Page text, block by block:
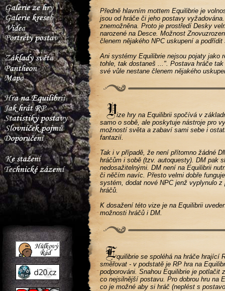
Předně hlavním mottem Equilibrie je
jsou od hráče či jeho postavy
znemožněna. Proto je prostředí Desky
narozené na Desce. Možnost
členem nějakého NPC uskupení a
Ani systémy Equilibrie nejsou pojaty
tohle, tak dostaneš ...". Postava hráče
své vůle nestane členem nějakého
ize hry na Equilibrii spočívá v
samo o sobě, ale poskytuje nástroje pro
možností světa a zabaví sami sebe i
fantazií.
Tak i v případě, že není přítomno žádné
hráčům i sobě (tzv. autoquesty). DM pak
nedosažitelnými. DM není na Equilibrii
či něčím navíc. Přesto velmi dobře
systém, dodat nové NPC jenž vyplynulo
hráčů.
K dosažení této vize je na Equilibrii
možnosti hráčů i DM.
quilibrie se spoléhá na hráče hrající
směřovat - v podstatě je RP hra na
podporováni. Snahou Equilibrie je
co nejsilnější postavu. Pro dobrou hru na
co je možné aby si hráč (neplést s